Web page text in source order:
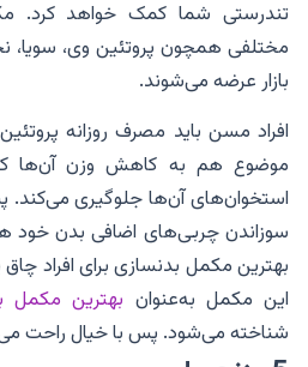
تندرستی شما کمک خواهد کرد.
مختلفی همچون پروتئین وی، سویا،
بازار عرضه می‌شوند.
افراد مسن باید مصرف روزانه
موضوع هم به کاهش وزن آن‌ها
استخوان‌های آن‌ها جلوگیری
سوزاندن چربی‌های اضافی بدن خود
بهترین مکمل بدنسازی برای افراد
این مکمل به‌عنوان بهترین مکمل برای
شناخته می‌شود. پس با خیال راحت